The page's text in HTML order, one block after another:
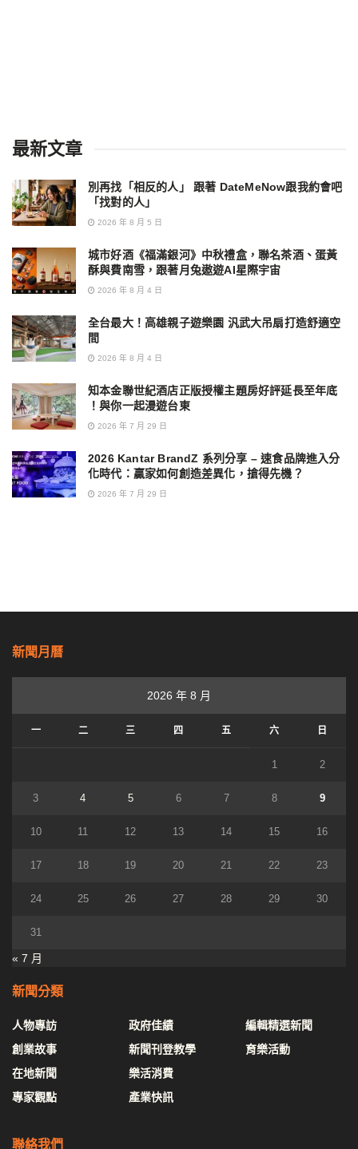
最新文章
別再找「相反的人」 跟著 DateMeNow跟我約會吧
「找對的人」
2026 年 8 月 5 日
城市好酒《福滿銀河》中秋禮盒，聯名茶酒、蛋黃
酥與費南雪，跟著月兔遨遊AI星際宇宙
2026 年 8 月 4 日
全台最大！高雄親子遊樂園 汎武大吊扇打造舒適空
間
2026 年 8 月 4 日
知本金聯世紀酒店正版授權主題房好評延長至年底
！與你一起漫遊台東
2026 年 7 月 29 日
2026 Kantar BrandZ 系列分享 – 速食品牌進入分
化時代：贏家如何創造差異化，搶得先機？
2026 年 7 月 29 日
新聞月曆
2026 年 8 月
一 二 三 四 五 六 日
1 2
3 4 5 6 7 8 9
10 11 12 13 14 15 16
17 18 19 20 21 22 23
24 25 26 27 28 29 30
31
« 7 月
新聞分類
人物專訪
創業故事
在地新聞
專家觀點
政府佳績
新聞刊登教學
樂活消費
產業快訊
編輯精選新聞
育樂活動
聯絡我們